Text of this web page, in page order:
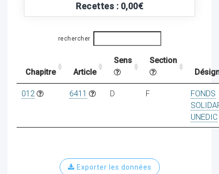
Recettes : 0,00€
rechercher
Chapitre Article
Sens
Section
012 6411 D F
FONDS
UNEDIC
Exporter les données